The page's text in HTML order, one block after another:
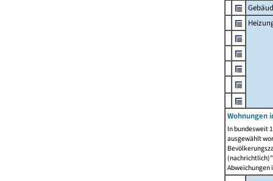
Wohnungen
In bundesweit
ausgewählt
Abweichungen